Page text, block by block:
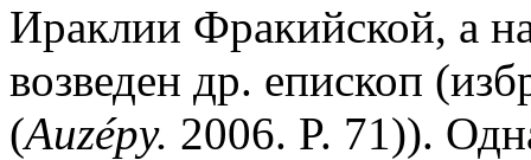
Ираклии Фракийской, а
возведен др. епископ
(Auzépy. 2006. P. 71)).